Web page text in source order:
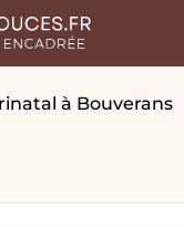
à Bouverans